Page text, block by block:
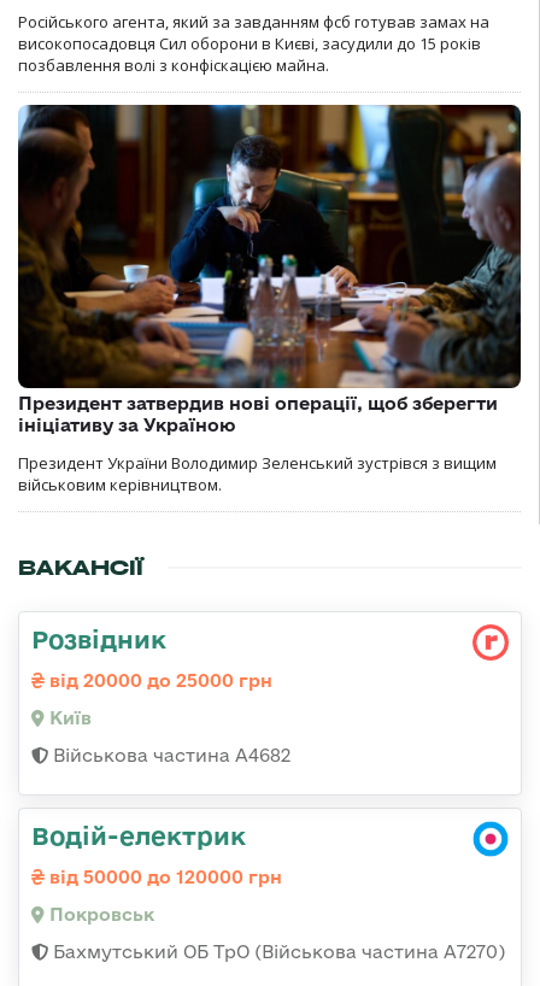
Російського агента, який за завданням фсб готував замах на
високопосадовця Сил оборони в Києві, засудили до 15 років
позбавлення волі з конфіскацією майна.
Президент затвердив нові операції, щоб зберегти
ініціативу за Україною
Президент України Володимир Зеленський зустрівся з вищим
військовим керівництвом.
ВАКАНСІЇ
Розвідник
від 20000 до 25000 грн
Київ
Військова частина А4682
Водій-електрик
від 50000 до 120000 грн
Покровськ
Бахмутський ОБ ТрО (Військова частина А7270)